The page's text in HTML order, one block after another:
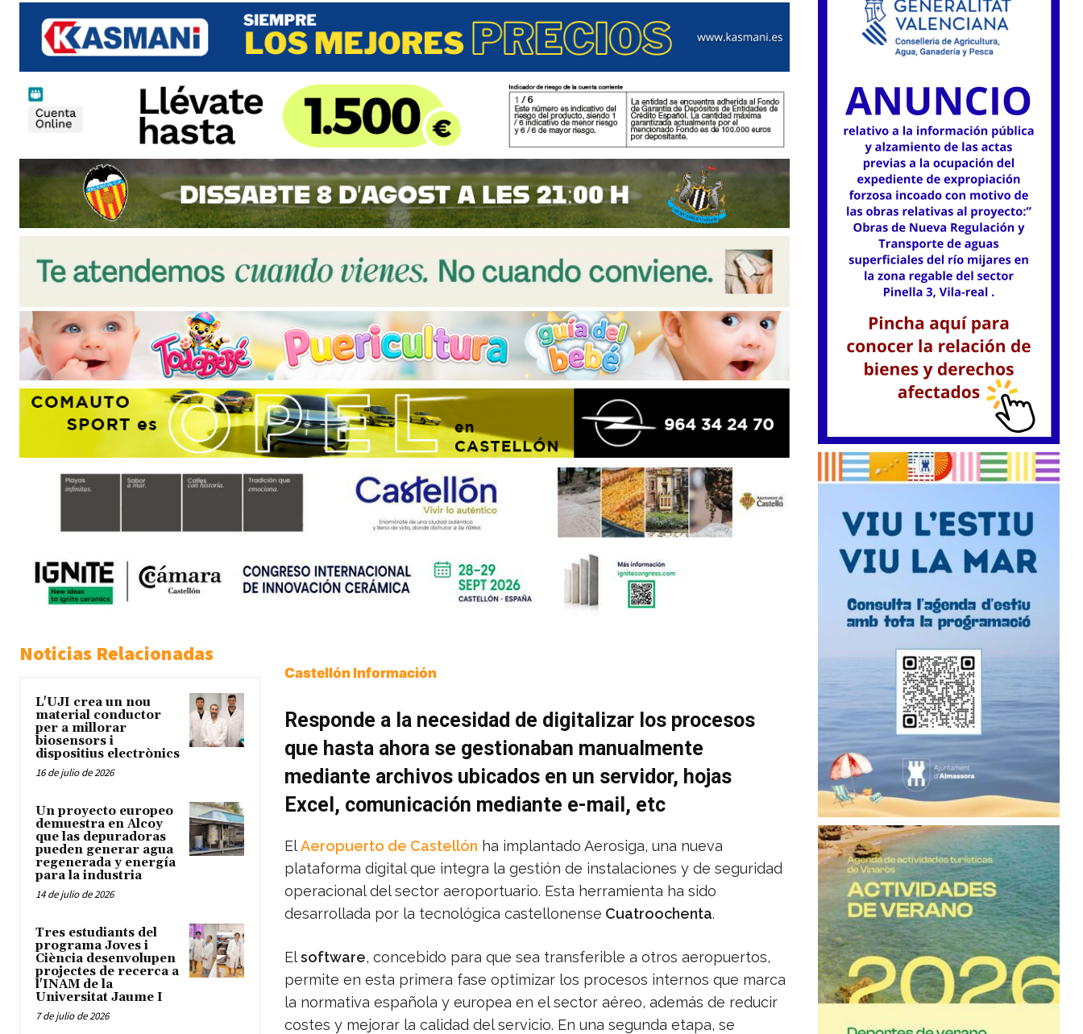
Noticias Relacionadas
L'UJI crea un nou
material conductor
per a millorar
biosensors i
dispositius electrònics
16 de julio de 2026
Un proyecto europeo
demuestra en Alcoy
que las depuradoras
pueden generar agua
regenerada y energía
para la industria
14 de julio de 2026
Tres estudiants del
programa Joves i
Ciència desenvolupen
projectes de recerca a
l'INAM de la
Universitat Jaume I
7 de julio de 2026
Castellón Información
Responde a la necesidad de digitalizar los procesos
que hasta ahora se gestionaban manualmente
mediante archivos ubicados en un servidor, hojas
Excel, comunicación mediante e-mail, etc
ElAeropuerto de Castellón ha implantado Aerosiga, una nueva
plataforma digital que integra la gestión de instalaciones y de seguridad
operacional del sector aeroportuario. Esta herramienta ha sido
desarrollada por la tecnológica castellonense Cuatroochenta.
Elsoftware, concebido para que sea transferible a otros aeropuertos,
permite en esta primera fase optimizar los procesos internos que marca
la normativa española y europea en el sector aéreo, además de reducir
costes y mejorar la calidad del servicio. En una segunda etapa, se